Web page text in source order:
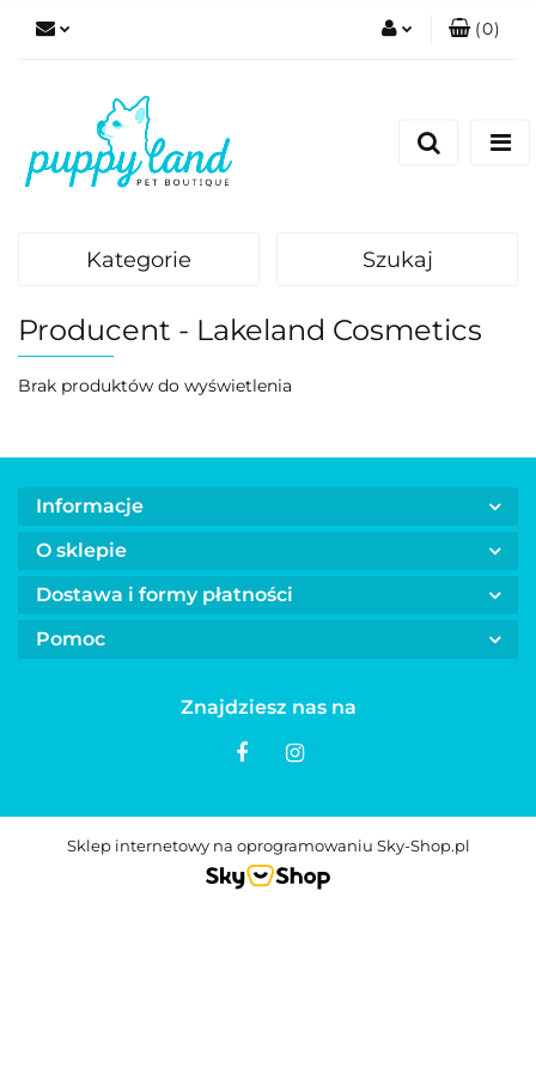
(0)
Kategorie Szukaj
Producent - Lakeland Cosmetics
Brak produktów do wyświetlenia
Informacje
O sklepie
Dostawa i formy płatności
Pomoc
Znajdziesz nas na
Sklep internetowy na oprogramowaniu Sky-Shop.pl